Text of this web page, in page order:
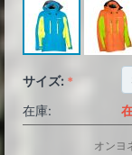
サイズ:
在庫:
オンヨ